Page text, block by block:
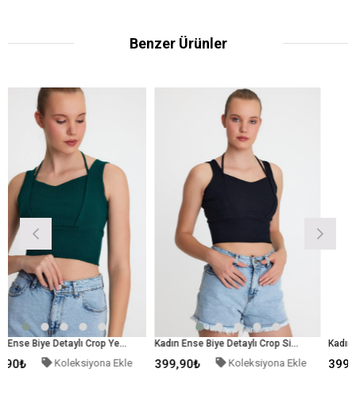
Benzer Ürünler
Kadın Ense Biye Detaylı Crop Yeşil
Ekle
Kadın Ense Biye Detaylı Crop Siyah
399,90₺ Koleksiyona Ekle 399,90₺